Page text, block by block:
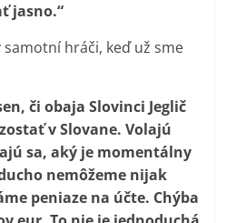
jasno.“
hráči, keď už sme
či obaja Slovinci Jeglič
v Slovane. Volajú
sa, aký je momentálny
nemôžeme nijak
peniaze na účte. Chýba